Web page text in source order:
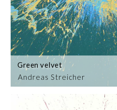
Andreas Streicher
Green velvet